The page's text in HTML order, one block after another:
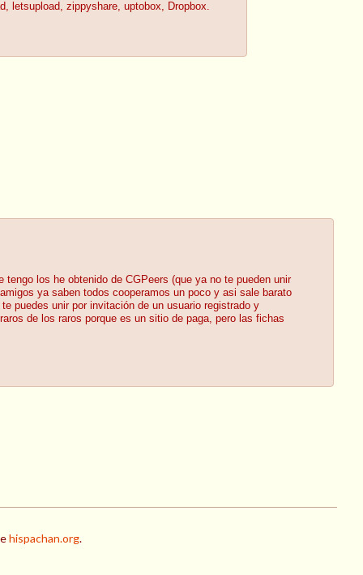
letsupload, zippyshare, uptobox, Dropbox.
los he obtenido de CGPeers (que ya no te pueden unir
ya saben todos cooperamos un poco y asi sale barato
puedes unir por invitación de un usuario registrado y
de los raros porque es un sitio de paga, pero las fichas
hispachan.org.